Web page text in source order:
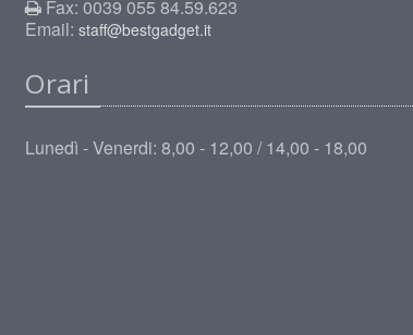
Fax: 0039 055 84.59.623
Email: staff@bestgadget.it
Orari
Lunedì - Venerdi: 8,00 - 12,00 / 14,00 - 18,00